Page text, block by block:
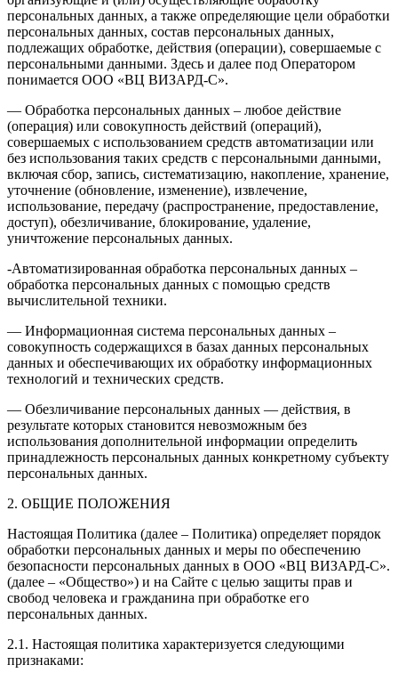
персональных данных, а также определяющие цели обработки
персональных данных, состав персональных данных,
подлежащих обработке, действия (операции), совершаемые с
персональными данными. Здесь и далее под Оператором
понимается ООО «ВЦ ВИЗАРД-С».
— Обработка персональных данных – любое действие
(операция) или совокупность действий (операций),
совершаемых с использованием средств автоматизации или
без использования таких средств с персональными данными,
включая сбор, запись, систематизацию, накопление, хранение,
уточнение (обновление, изменение), извлечение,
использование, передачу (распространение, предоставление,
доступ), обезличивание, блокирование, удаление,
уничтожение персональных данных.
-Автоматизированная обработка персональных данных –
обработка персональных данных с помощью средств
вычислительной техники.
— Информационная система персональных данных –
совокупность содержащихся в базах данных персональных
данных и обеспечивающих их обработку информационных
технологий и технических средств.
— Обезличивание персональных данных — действия, в
результате которых становится невозможным без
использования дополнительной информации определить
принадлежность персональных данных конкретному субъекту
персональных данных.
2. ОБЩИЕ ПОЛОЖЕНИЯ
Настоящая Политика (далее – Политика) определяет порядок
обработки персональных данных и меры по обеспечению
безопасности персональных данных в ООО «ВЦ ВИЗАРД-С».
(далее – «Общество») и на Сайте с целью защиты прав и
свобод человека и гражданина при обработке его
персональных данных.
2.1. Настоящая политика характеризуется следующими
признаками: